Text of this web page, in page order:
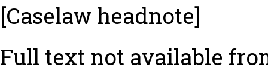
[Caselaw headnote]
Full text not available